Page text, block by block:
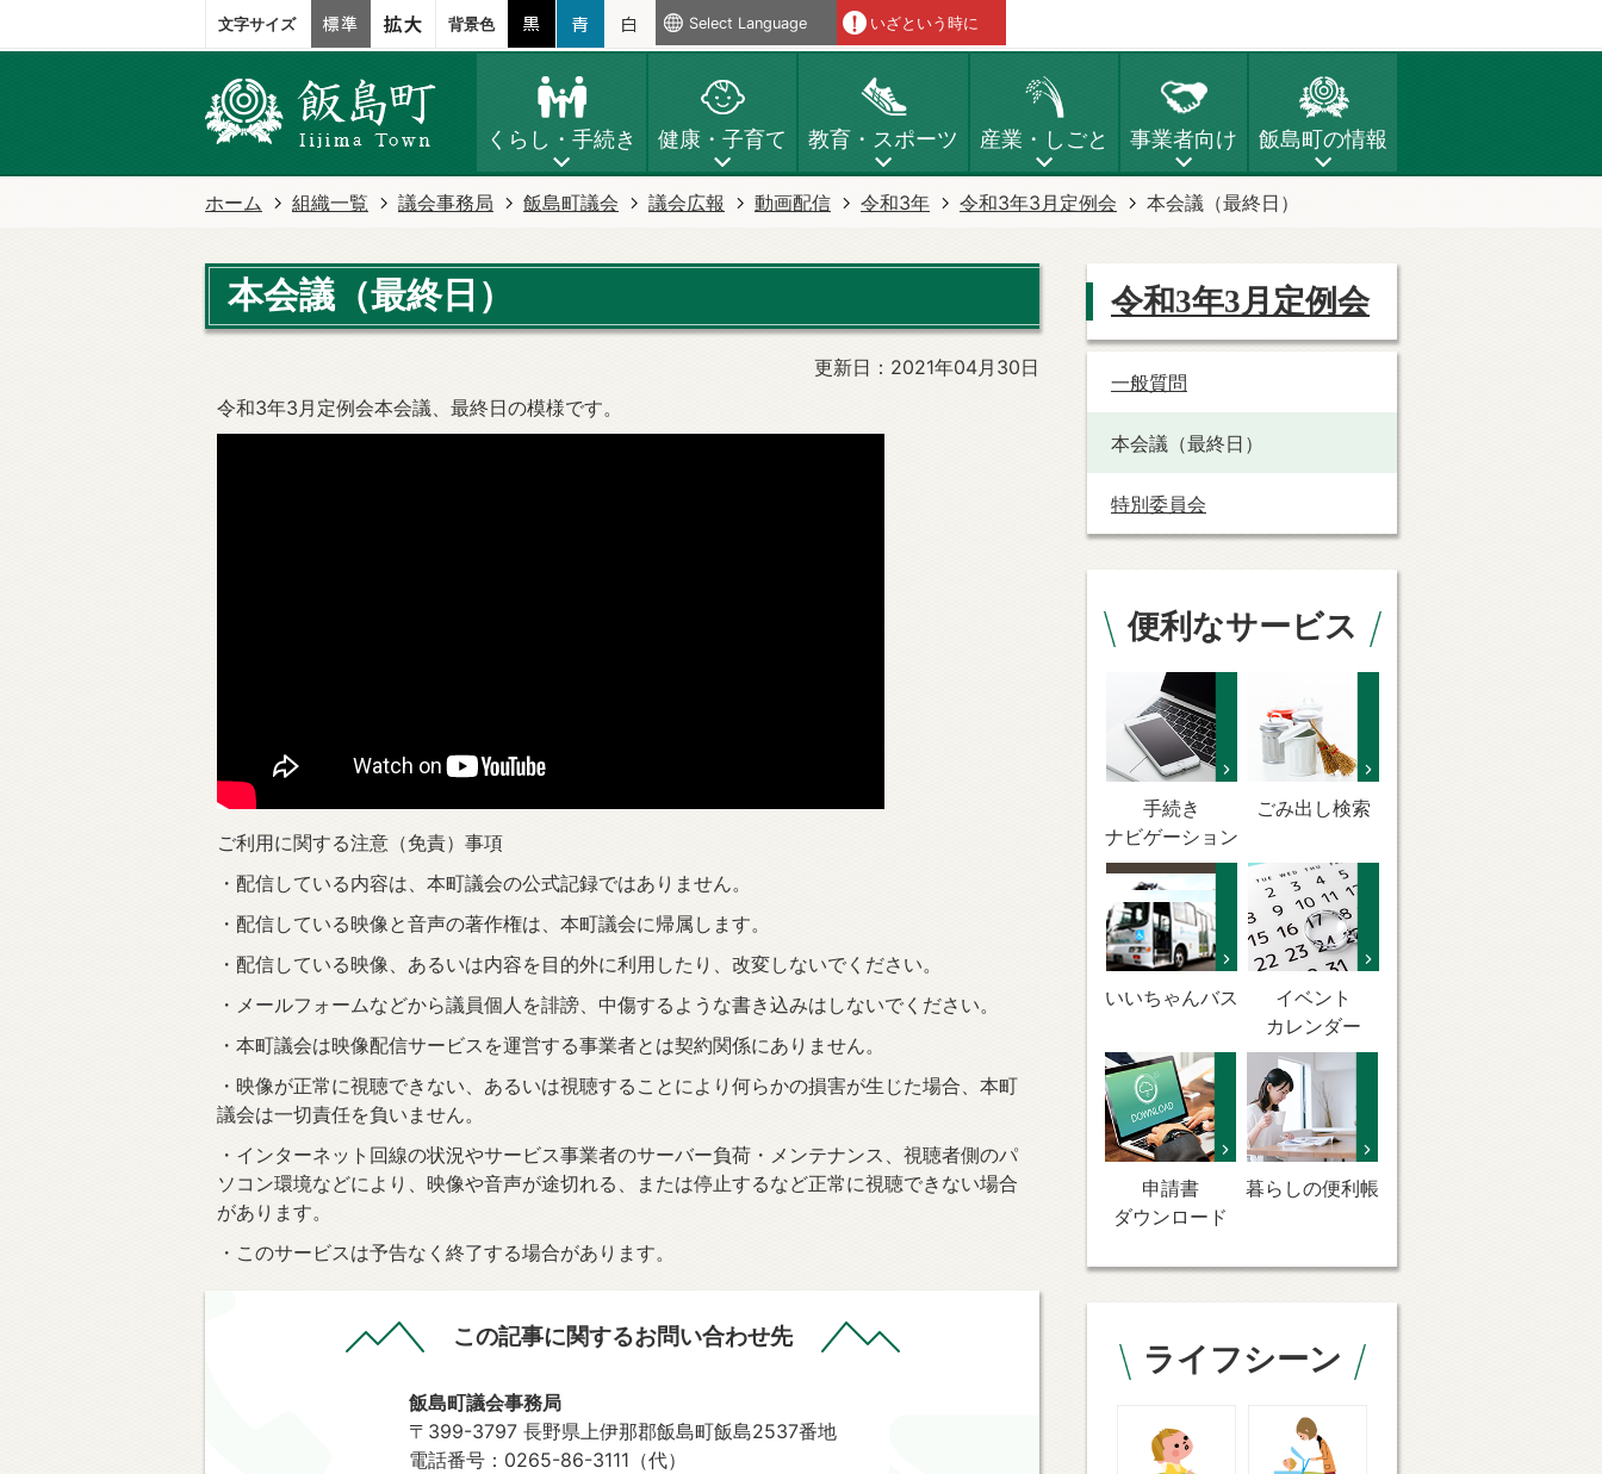
文字サイズ 背景色 Select Language いざという時に
くらし・手続き 健康・子育て 教育・スポーツ 産業・しごと 事業者向け 飯島町の情報
ホーム 組織一覧 議会事務局 飯島町議会 議会広報 動画配信 令和3年 令和3年3月定例会 本会議（最終日）
本会議（最終日）
更新日：2021年04月30日
令和3年3月定例会本会議、最終日の模様です。
ご利用に関する注意（免責）事項
・配信している内容は、本町議会の公式記録ではありません。
・配信している映像と音声の著作権は、本町議会に帰属します。
・配信している映像、あるいは内容を目的外に利用したり、改変しないでください。
・メールフォームなどから議員個人を誹謗、中傷するような書き込みはしないでください。
・本町議会は映像配信サービスを運営する事業者とは契約関係にありません。
・映像が正常に視聴できない、あるいは視聴することにより何らかの損害が生じた場合、本町
議会は一切責任を負いません。
・インターネット回線の状況やサービス事業者のサーバー負荷・メンテナンス、視聴者側のパ
ソコン環境などにより、映像や音声が途切れる、または停止するなど正常に視聴できない場合
があります。
・このサービスは予告なく終了する場合があります。
この記事に関するお問い合わせ先
飯島町議会事務局
〒399-3797 長野県上伊那郡飯島町飯島2537番地
電話番号：0265-86-3111（代）
令和3年3月定例会
一般質問
本会議（最終日）
特別委員会
便利なサービス
手続き
ナビゲーション
ごみ出し検索
いいちゃんバス
イベント
カレンダー
申請書
ダウンロード
暮らしの便利帳
ライフシーン